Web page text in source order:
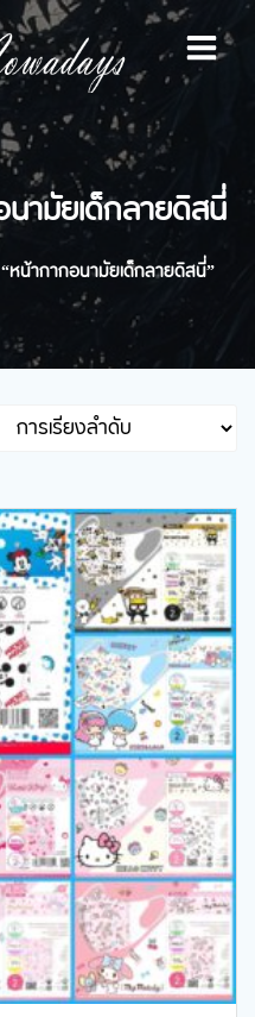
ามัยเด็กลายดิสนี่
น้ากากอนามัยเด็กลายดิสนี่”